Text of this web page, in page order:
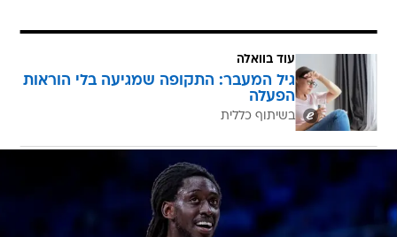
עוד בוואלה
גיל המעבר: התקופה שמגיעה בלי הוראות
הפעלה
בשיתוף כללית